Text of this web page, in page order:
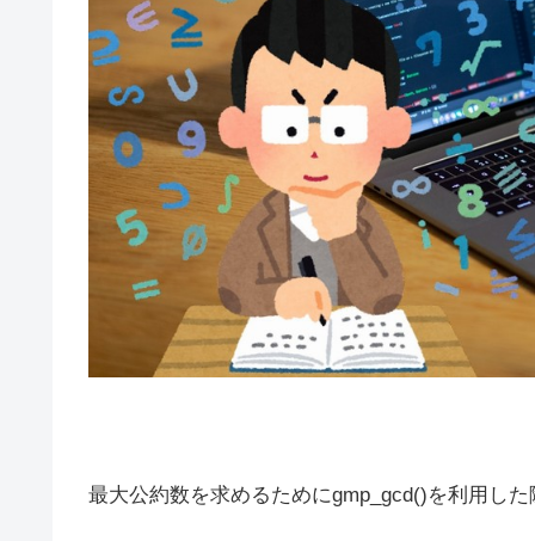
最大公約数を求めるためにgmp_gcd()を利用し